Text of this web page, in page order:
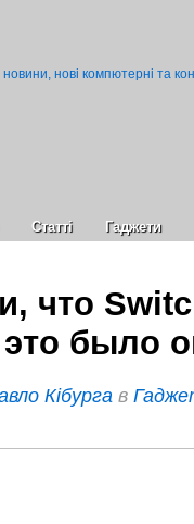
Статті Гаджети
что
это было
Кібурга в